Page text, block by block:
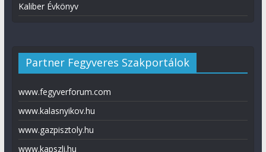
Kaliber Évkönyv
Partner Fegyveres Szakportálok
www.fegyverforum.com
www.kalasnyikov.hu
www.gazpisztoly.hu
www.kapszli.hu